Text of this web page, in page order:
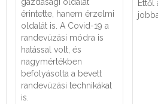
érintette, hanem érzelmi
oldalát is. A Covid-19 a
randevúzási módra is
hatással volt, és
nagymértékben
befolyásolta a bevett
randevúzási technikákat
is.
Ettől